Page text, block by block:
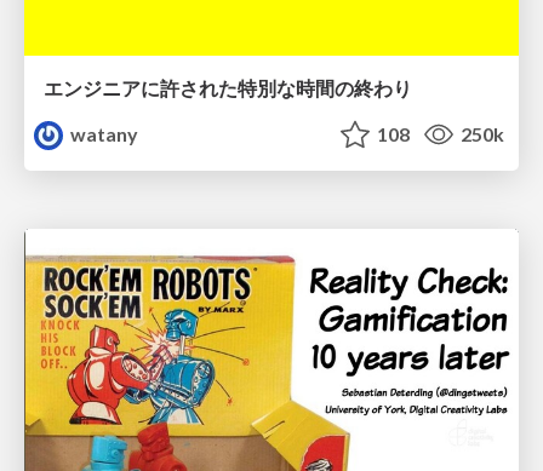
エンジニアに許された特別な時間の終わり
watany
108 250k